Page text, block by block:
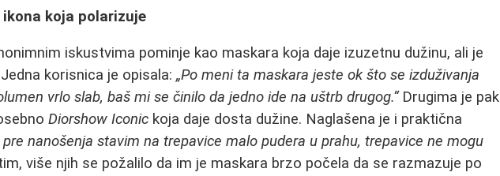
ikona koja polarizuje
iskustvima pominje kao maskara koja daje izuzetnu dužinu, ali je
korisnica je opisala:„Po meni ta maskara jeste ok što se izduživanja
vrlo slab, baš mi se činilo da jedno ide na uštrb drugog.“Drugima je pak
Diorshow Iconic koja daje dosta dužine. Naglašena je i praktična
pre nanošenja stavim na trepavice malo pudera u prahu, trepavice ne mogu
više njih se požalilo da im je maskara brzo počela da se razmazuje po